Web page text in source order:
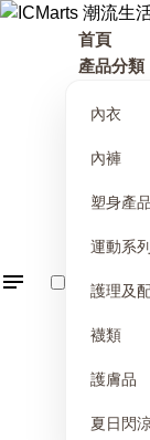
首頁
產品分類
內衣
內褲
塑身產品
運動系列
護理及
襪類
護膚品
夏日閃